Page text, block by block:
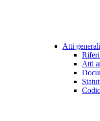
Atti generali
Atti